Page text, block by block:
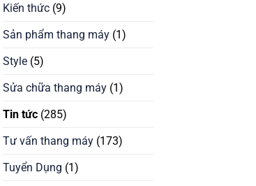
Kiến thức(9)
Sản phẩm thang máy(1)
Style(5)
Sửa chữa thang máy(1)
Tin tức(285)
Tư vấn thang máy(173)
Tuyển Dụng (1)